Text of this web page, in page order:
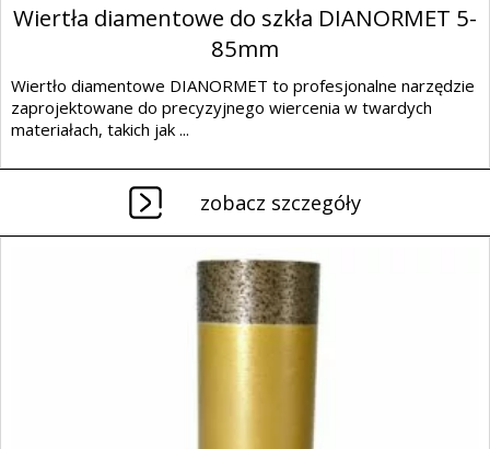
Wiertła diamentowe do szkła DIANORMET 5-
85mm
Wiertło diamentowe DIANORMET to profesjonalne narzędzie
zaprojektowane do precyzyjnego wiercenia w twardych
materiałach, takich jak ...
zobacz szczegóły